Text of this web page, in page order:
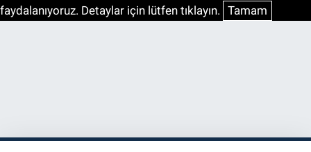
faydalanıyoruz. Detaylar için lütfen tıklayın. Tamam